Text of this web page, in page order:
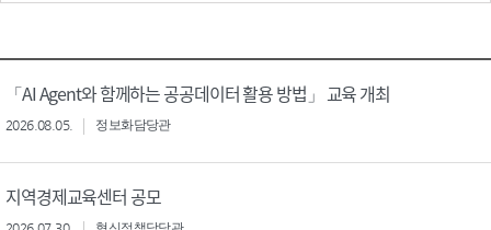
「AI Agent와 함께하는 공공데이터 활용 방법」 교육 개최
2026.08.05. 정보화담당관
지역경제교육센터 공모